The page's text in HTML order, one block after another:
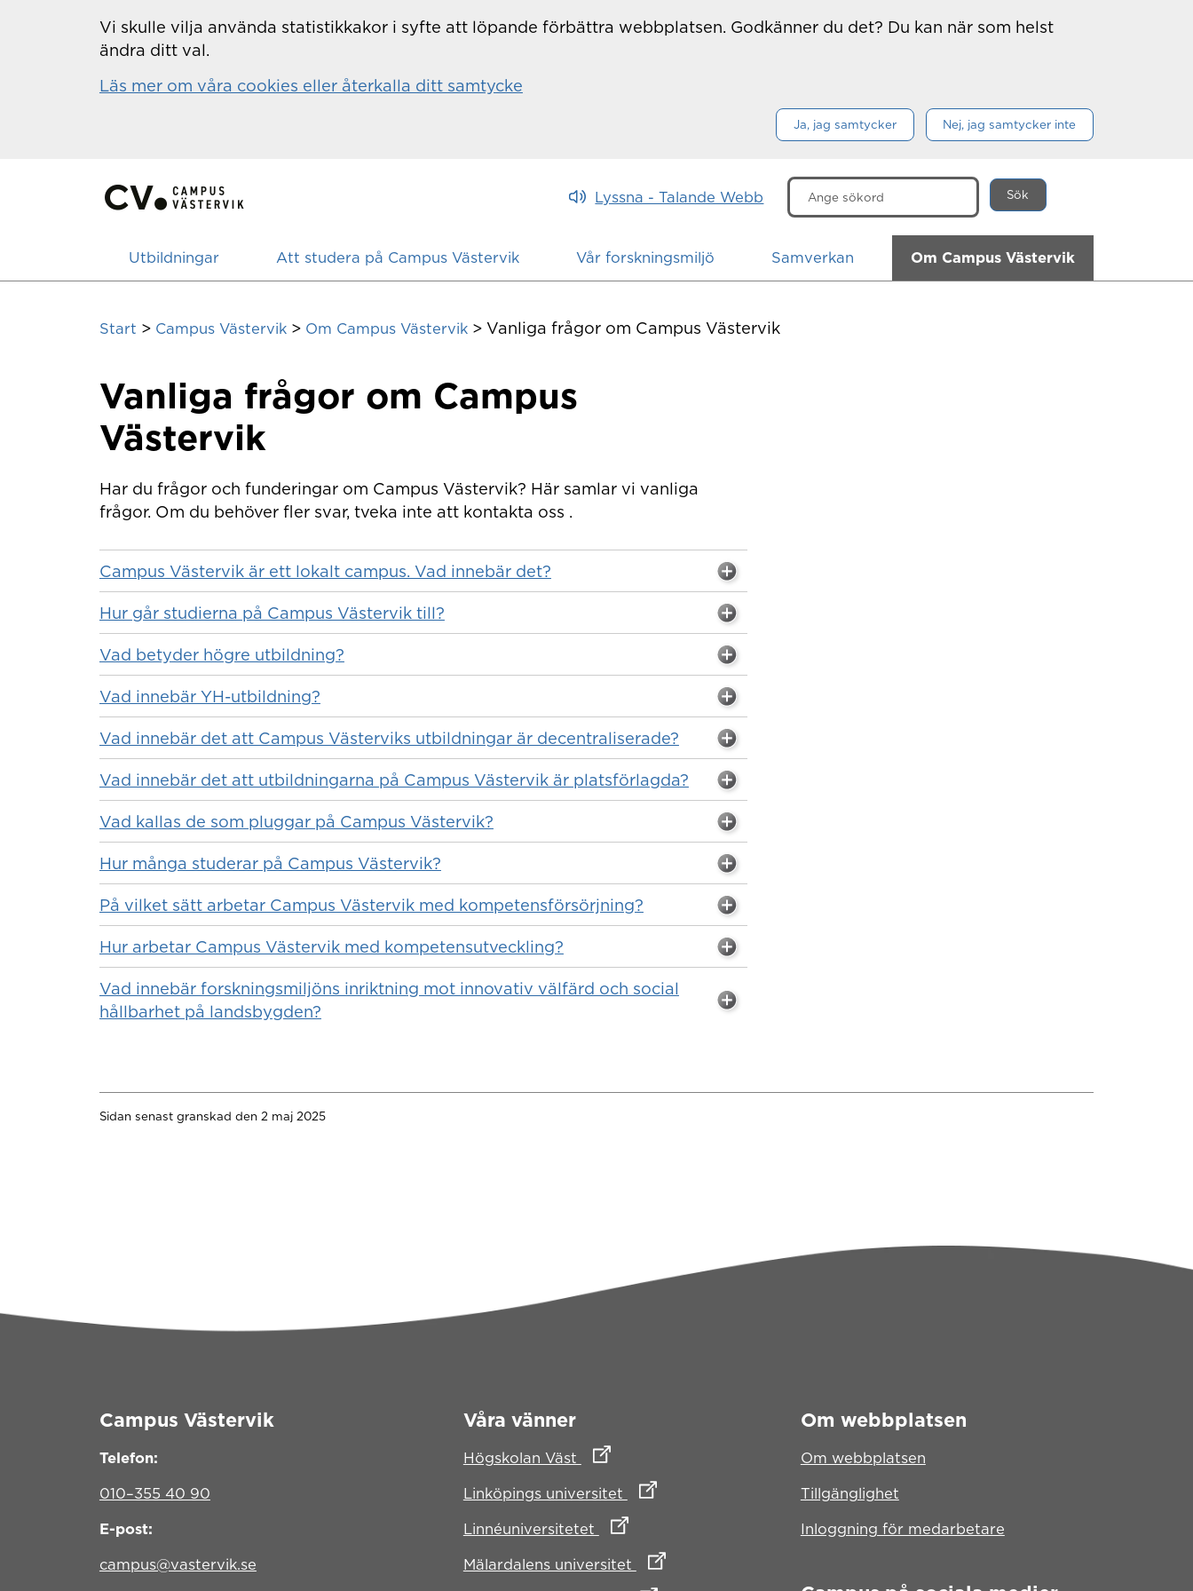
Vi skulle vilja använda statistikkakor i syfte att löpande förbättra webbplatsen. Godkänner du det? Du kan när som helst
ändra ditt val.
Läs mer om våra cookies eller återkalla ditt samtycke
Ja, jag samtycker Nej, jag samtycker inte
Lyssna - Talande Webb
Sök
här
Utbildningar Att studera på Campus Västervik Vår forskningsmiljö Samverkan Om Campus Västervik
Start > Campus Västervik> Om Campus Västervik> Vanliga frågor om Campus Västervik
Vanliga frågor om Campus
Västervik
Har du frågor och funderingar om Campus Västervik? Här samlar vi vanliga
frågor. Om du behöver fler svar, tveka inte att kontakta oss .
Campus Västervik är ett lokalt campus. Vad innebär det?
Hur går studierna på Campus Västervik till?
Vad betyder högre utbildning?
Vad innebär YH-utbildning?
Vad innebär det att Campus Västerviks utbildningar är decentraliserade?
Vad innebär det att utbildningarna på Campus Västervik är platsförlagda?
Vad kallas de som pluggar på Campus Västervik?
Hur många studerar på Campus Västervik?
På vilket sätt arbetar Campus Västervik med kompetensförsörjning?
Hur arbetar Campus Västervik med kompetensutveckling?
Vad innebär forskningsmiljöns inriktning mot innovativ välfärd och social
hållbarhet på landsbygden?
Sidan senast granskad den 2 maj 2025
Campus Västervik
Telefon:
010–355 40 90
E-post:
campus@vastervik.se
Våra vänner
Högskolan Väst Länk till annan webbplats
Linköpings universitet Länk till annan webbplats
Linnéuniversitetet Länk till annan webbplats
Mälardalens universitet
Länk till annan webbplats
Om webbplatsen
Om webbplatsen
Tillgänglighet
Inloggning för medarbetare